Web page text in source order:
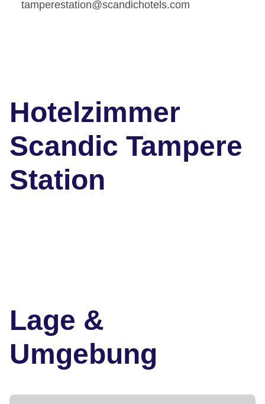
tamperestation@scandichotels.com
Hotelzimmer
Scandic Tampere
Station
Lage &
Umgebung